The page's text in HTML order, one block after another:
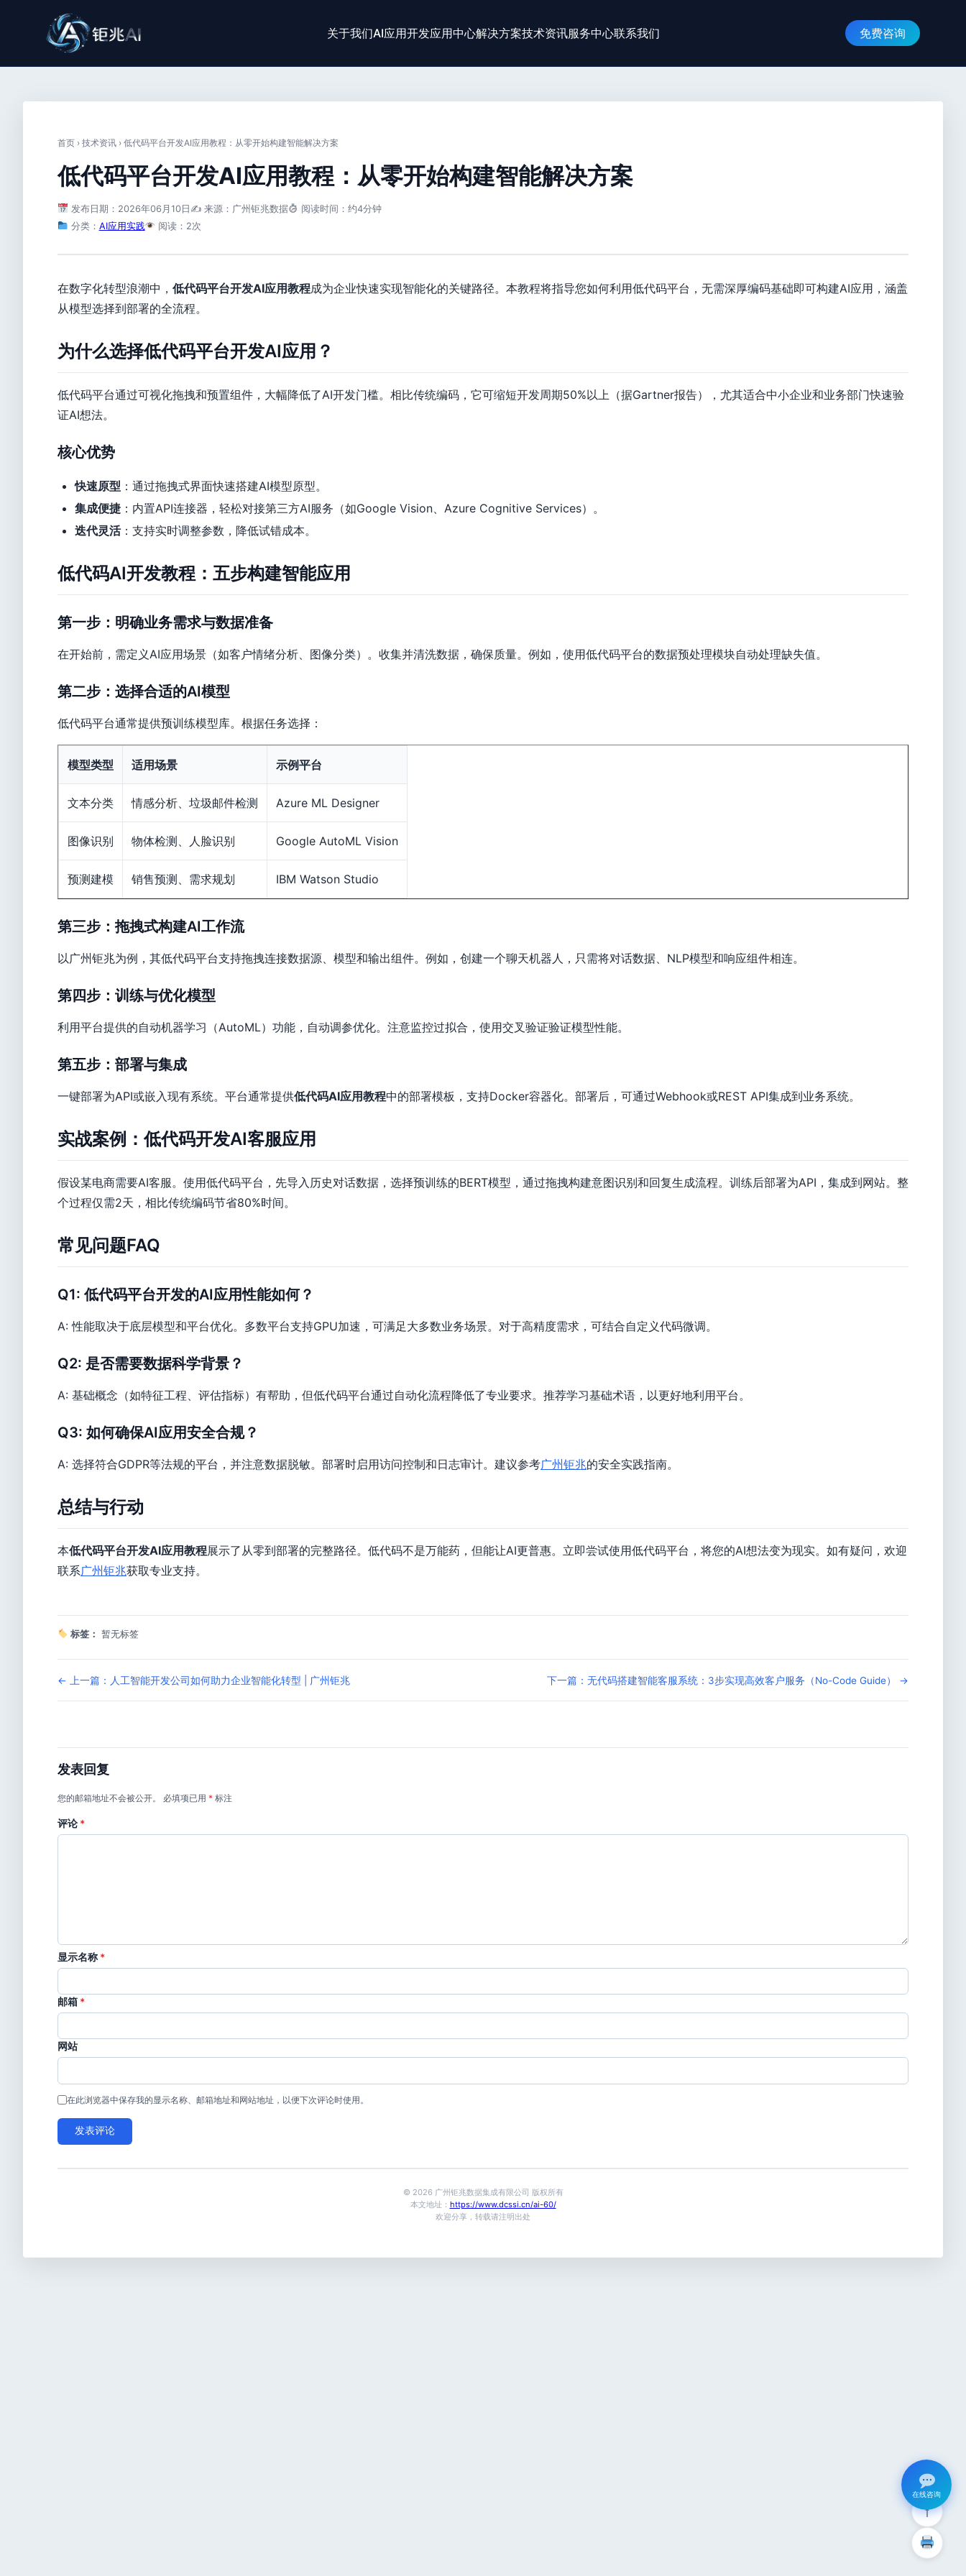
关于我们AI应用开发应用中心解决方案技术资讯服务中心联系我们 免费咨询
首页 › 技术资讯 › 低代码平台开发AI应用教程：从零开始构建智能解决方案
低代码平台开发AI应用教程：从零开始构建智能解决方案
发布日期：2026年06月10日 ✍️ 来源：广州钜兆数据
阅读时间：约4分钟
分类： AI应用实践 阅读：2次
在数字化转型浪潮中， 低代码平台开发AI应用教程成为企业快速实现智能化的关键路径。本教程将指导您如何利用低代码平台，无需深厚编码基础即可构建AI应用，涵盖
从模型选择到部署的全流程。
为什么选择低代码平台开发AI应用？
低代码平台通过可视化拖拽和预置组件，大幅降低了AI开发门槛。相比传统编码，它可缩短开发周期50%以上（据Gartner报告），尤其适合中小企业和业务部门快速验
证AI想法。
核心优势
快速原型 ：通过拖拽式界面快速搭建AI模型原型。
集成便捷 ：内置API连接器，轻松对接第三方AI服务（如Google Vision、Azure Cognitive Services）。
迭代灵活：支持实时调整参数，降低试错成本。
低代码AI开发教程：五步构建智能应用
第一步：明确业务需求与数据准备
在开始前，需定义AI应用场景（如客户情绪分析、图像分类）。收集并清洗数据，确保质量。例如，使用低代码平台的数据预处理模块自动处理缺失值。
第二步：选择合适的AI模型
低代码平台通常提供预训练模型库。根据任务选择：
模型类型 适用场景 示例平台
文本分类 情感分析、垃圾邮件检测 Azure ML Designer
图像识别 物体检测、人脸识别 Google AutoML Vision
预测建模 销售预测、需求规划 IBM Watson Studio
第三步：拖拽式构建AI工作流
以广州钜兆为例，其低代码平台支持拖拽连接数据源、模型和输出组件。例如，创建一个聊天机器人，只需将对话数据、NLP模型和响应组件相连。
第四步：训练与优化模型
利用平台提供的自动机器学习（AutoML）功能，自动调参优化。注意监控过拟合，使用交叉验证验证模型性能。
第五步：部署与集成
一键部署为API或嵌入现有系统。平台通常提供低代码AI应用教程中的部署模板，支持Docker容器化。部署后，可通过Webhook或REST API集成到业务系统。
实战案例：低代码开发AI客服应用
假设某电商需要AI客服。使用低代码平台，先导入历史对话数据，选择预训练的BERT模型，通过拖拽构建意图识别和回复生成流程。训练后部署为API，集成到网站。整
个过程仅需2天，相比传统编码节省80%时间。
常见问题FAQ
Q1: 低代码平台开发的AI应用性能如何？
A: 性能取决于底层模型和平台优化。多数平台支持GPU加速，可满足大多数业务场景。对于高精度需求，可结合自定义代码微调。
Q2: 是否需要数据科学背景？
A: 基础概念（如特征工程、评估指标）有帮助，但低代码平台通过自动化流程降低了专业要求。推荐学习基础术语，以更好地利用平台。
Q3: 如何确保AI应用安全合规？
A: 选择符合GDPR等法规的平台，并注意数据脱敏。部署时启用访问控制和日志审计。建议参考广州钜兆的安全实践指南。
总结与行动
本低代码平台开发AI应用教程展示了从零到部署的完整路径。低代码不是万能药，但能让AI更普惠。立即尝试使用低代码平台，将您的AI想法变为现实。如有疑问，欢迎
联系广州钜兆获取专业支持。
标签： 暂无标签
← 上一篇：人工智能开发公司如何助力企业智能化转型 | 广州钜兆 下一篇：无代码搭建智能客服系统：3步实现高效客户服务（No-Code Guide） →
发表回复
您的邮箱地址不会被公开。 必填项已用 * 标注
评论 *
显示名称 *
邮箱 *
网站
在此浏览器中保存我的显示名称、邮箱地址和网站地址，以便下次评论时使用。
© 2026 广州钜兆数据集成有限公司 版权所有
本文地址： https://www.dcssi.cn/ai-60/
欢迎分享，转载请注明出处
↑
在线咨询